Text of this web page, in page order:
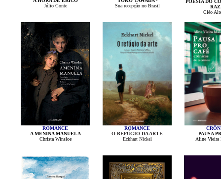
Júlio Conte
Sua recepção no Brasil
POESIA DO
Cléo
ROMANCE
A MENINA MANUELA
Christa Winsloe
ROMANCE
O REFÚGIO DA ARTE
Eckhart Nickel
PAUSA
Aline Vieira